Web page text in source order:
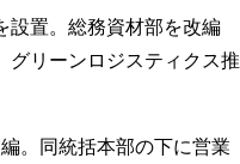
設置。総務資材部を改編
グリーンロジスティクス推
。同統括本部の下に営業